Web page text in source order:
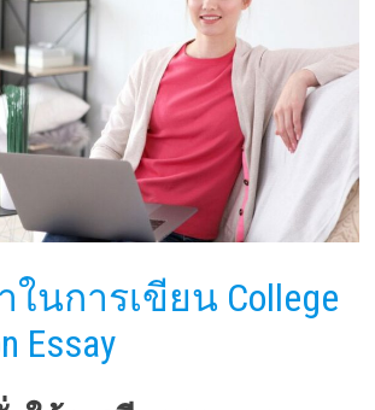
นการเขียน College
Essay